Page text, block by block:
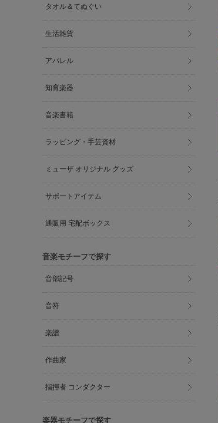
タオル＆てぬぐい
生活雑貨
アパレル
知育楽器
音楽書籍
ラッピング・手芸資材
ミューザ オリジナル グッズ
サポートアイテム
通販用 宅配ボックス
音楽モチーフで探す
音部記号
音符
楽譜
作曲家
指揮者 コンダクター
楽器モチーフで探す